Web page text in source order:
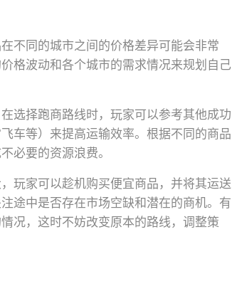
不同的城市之间的价格差异可能会非常
格波动和各个城市的需求情况来规划自己
选择跑商路线时，玩家可以参考其他成功
车等）来提高运输效率。根据不同的商品
必要的资源浪费。
玩家可以趁机购买便宜商品，并将其运送
途中是否存在市场空缺和潜在的商机。有
况，这时不妨改变原本的路线，调整策